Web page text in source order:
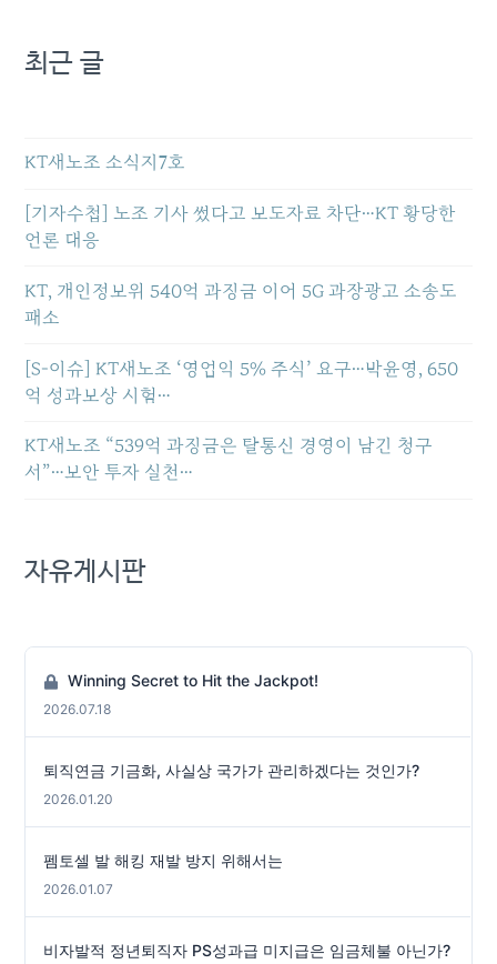
최근 글
KT새노조 소식지7호
[기자수첩] 노조 기사 썼다고 보도자료 차단…KT 황당한
언론 대응
KT, 개인정보위 540억 과징금 이어 5G 과장광고 소송도
패소
[S-이슈] KT새노조 ‘영업익 5% 주식’ 요구…박윤영, 650
억 성과보상 시험…
KT새노조 “539억 과징금은 탈통신 경영이 남긴 청구
서”…보안 투자 실천…
자유게시판
Winning Secret to Hit the Jackpot!
2026.07.18
퇴직연금 기금화, 사실상 국가가 관리하겠다는 것인가?
2026.01.20
펨토셀 발 해킹 재발 방지 위해서는
2026.01.07
비자발적 정년퇴직자 PS성과급 미지급은 임금체불 아닌가?